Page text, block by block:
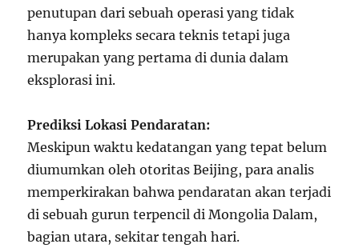
penutupan dari sebuah operasi yang tidak
hanya kompleks secara teknis tetapi juga
merupakan yang pertama di dunia dalam
eksplorasi ini.
Prediksi Lokasi Pendaratan:
Meskipun waktu kedatangan yang tepat belum
diumumkan oleh otoritas Beijing, para analis
memperkirakan bahwa pendaratan akan terjadi
di sebuah gurun terpencil di Mongolia Dalam,
bagian utara, sekitar tengah hari.